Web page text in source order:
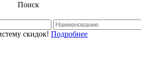
Поиск
скидок! Подробнее